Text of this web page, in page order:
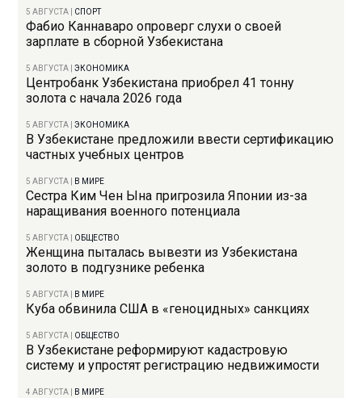
5 АВГУСТА СПОРТ
Фабио Каннаваро опроверг слухи о своей
зарплате в сборной Узбекистана
5 АВГУСТА |ЭКОНОМИКА
Центробанк Узбекистана приобрел 41 тонну
золота с начала 2026 года
5 АВГУСТА |ЭКОНОМИКА
В Узбекистане предложили ввести сертификацию
частных учебных центров
5 АВГУСТА В МИРЕ
Сестра Ким Чен Ына пригрозила Японии из-за
наращивания военного потенциала
5 АВГУСТА ОБЩЕСТВО
Женщина пыталась вывезти из Узбекистана
золото в подгузнике ребенка
5 АВГУСТА В МИРЕ
Куба обвинила США в «геноцидных» санкциях
5 АВГУСТА ОБЩЕСТВО
В Узбекистане реформируют кадастровую
систему и упростят регистрацию недвижимости
4 АВГУСТА В МИРЕ